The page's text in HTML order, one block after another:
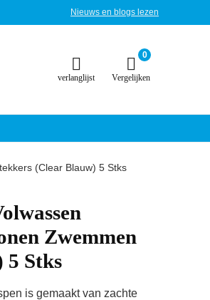
Nieuws en blogs lezen
verlanglijst
0
Vergelijken
(Clear Blauw) 5 Stks
Zwemmen
5 Stks
is gemaakt van zachte